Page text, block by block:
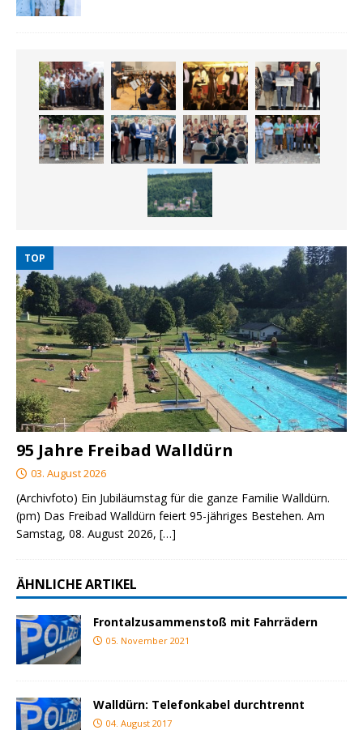
TOP
95 Jahre Freibad Walldürn
03. August 2026
(Archivfoto) Ein Jubiläumstag für die ganze Familie Walldürn.
(pm) Das Freibad Walldürn feiert 95-jähriges Bestehen. Am
Samstag, 08. August 2026, […]
ÄHNLICHE ARTIKEL
Frontalzusammenstoß mit Fahrrädern
05. November 2021
Walldürn: Telefonkabel durchtrennt
04. August 2017